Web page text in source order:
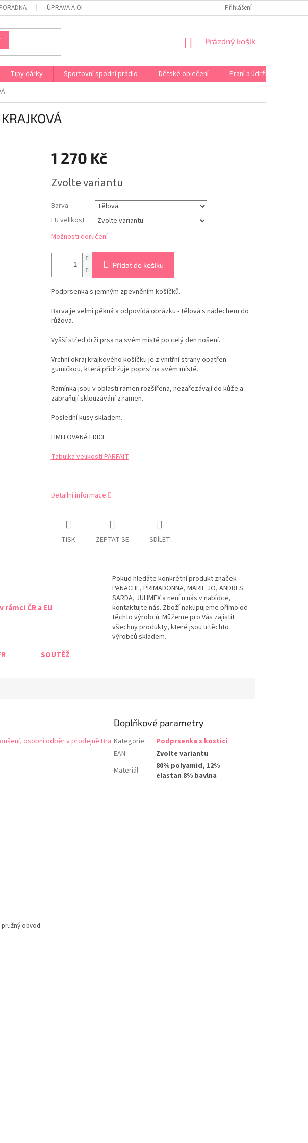
ÚPRAVA A OPRAVA PRÁDLA NA MÍRU DOPRAVA A PLATBA ČR A EU
Přihlášení
NÁKUPNÍ
Prázdný košík
Tipy dárky Sportovní spodní prádlo Dětské oblečení Praní a údržba
1 270 Kč
cena:
Zvolte variantu
Barva
EU velikost
Možnosti doručení
Přidat do košíku
Podprsenka s jemným zpevněním košíčků.
Barva je velmi pěkná a odpovídá obrázku - tělová s nádechem do
růžova.
Vyšší střed drží prsa na svém místě po celý den nošení.
Vrchní okraj krajkového košíčku je z vnitřní strany opatřen
gumičkou, která přidržuje poprsí na svém místě.
Ramínka jsou v oblasti ramen rozšířena, nezařezávají do kůže a
zabraňují sklouzávání z ramen.
Poslední kusy skladem.
LIMITOVANÁ EDICE
Tabulka velikostí PARFAIT
Detailní informace
TISK ZEPTAT SE SDÍLET
rámci ČR a EU
Pokud hledáte konkrétní produkt značek
PANACHE, PRIMADONNA, MARIE JO, ANDRES
SARDA, JULIMEX a není u nás v nabídce,
kontaktujte nás. Zboží nakupujeme přímo od
těchto výrobců. Můžeme pro Vás zajistit
všechny produkty, které jsou u těchto
výrobců skladem.
SOUTĚŽ
osobní odběr v prodejně Bra
obvod
Doplňkové parametry
Kategorie:
Podprsenka s kosticí
EAN:
Zvolte variantu
Materiál:
80% polyamid, 12%
elastan 8% bavlna